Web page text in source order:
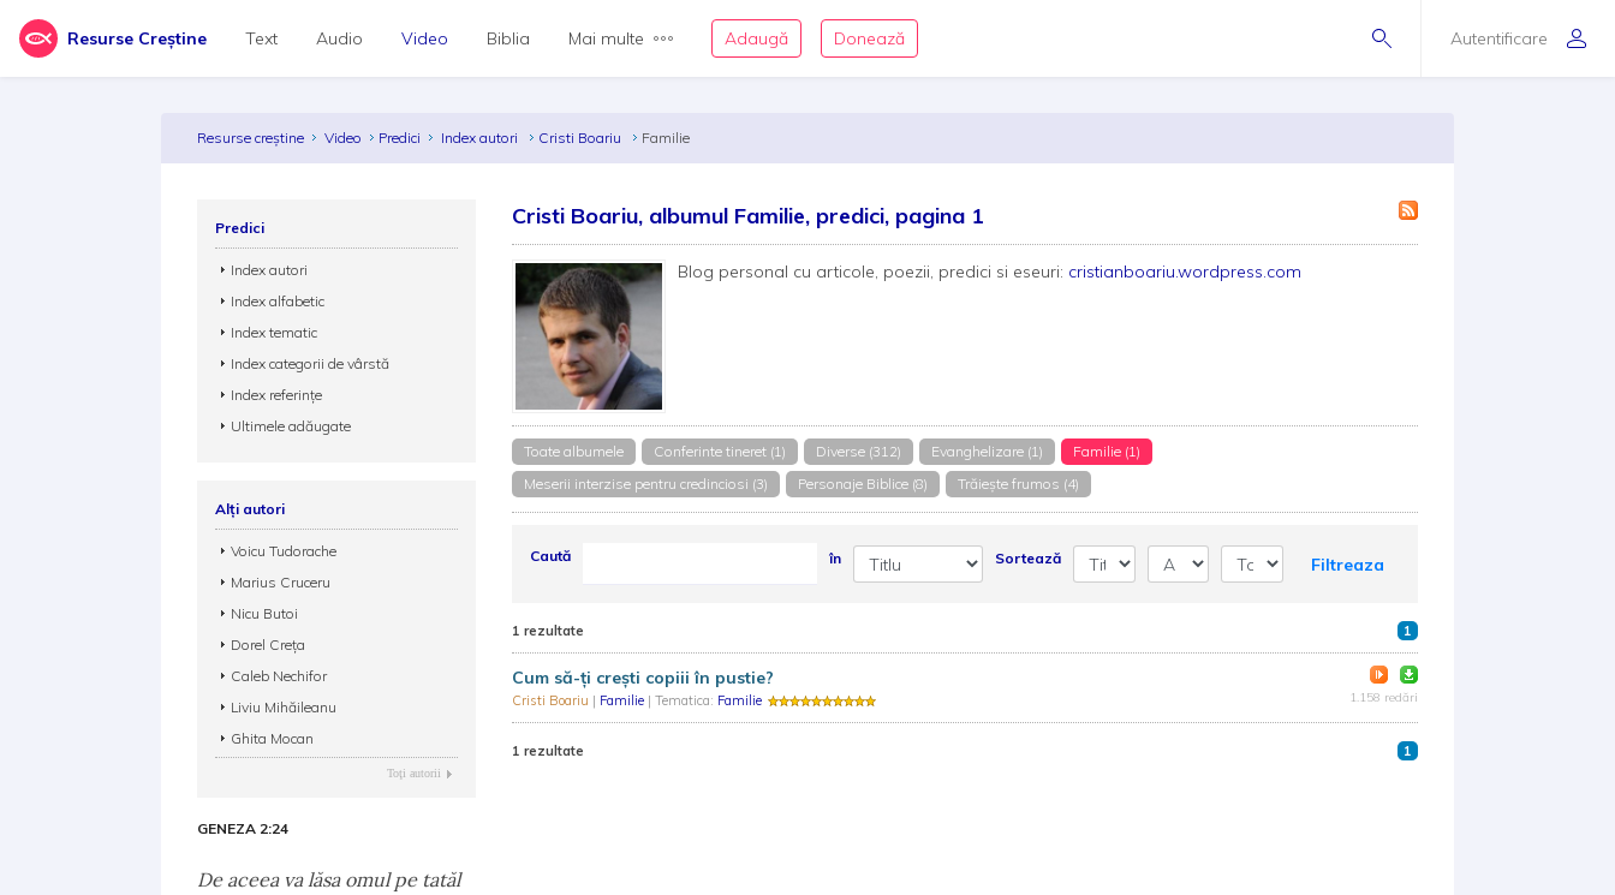
Resurse Creștine Autentificare
Text Audio Video Biblia Mai multe Adaugă Donează
Resurse creștine Video Predici Index autori Cristi Boariu Familie
Cristi Boariu, albumul Familie, predici, pagina 1
Blog personal cu articole, poezii, predici si eseuri: cristianboariu.wordpress.com
Toate albumele Conferinte tineret (1) Diverse (312) Evanghelizare (1)
Familie (1)
Meserii interzise pentru credinciosi (3)
Personaje Biblice (8) Trăiește frumos (4)
Caută în Sortează Filtreaza
1 rezultate 1
Cum să-ți crești copiii în pustie?
Cristi Boariu | Familie | Tematica: Familie 1.158 redări
1 rezultate 1
Predici
Index autori
Index alfabetic
Index tematic
Index categorii de vârstă
Index referințe
Ultimele adăugate
Alți autori
Voicu Tudorache
Marius Cruceru
Nicu Butoi
Dorel Creța
Caleb Nechifor
Liviu Mihăileanu
Ghita Mocan
Toţi autorii
GENEZA 2:24
De aceea va lăsa omul pe tatăl